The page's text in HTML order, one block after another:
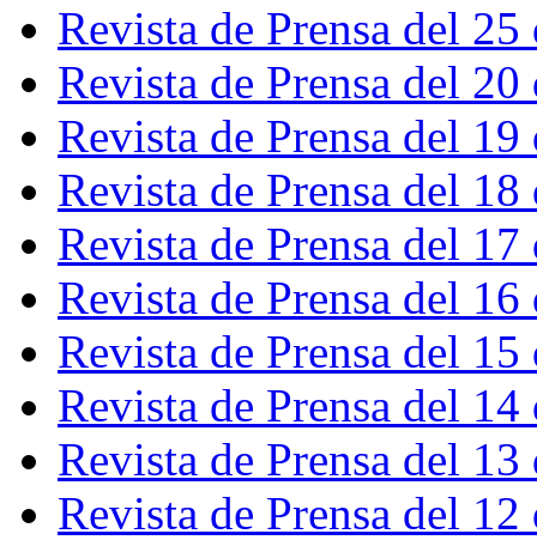
Revista de Prensa del
Revista de Prensa del
Revista de Prensa del
Revista de Prensa del
Revista de Prensa del
Revista de Prensa del
Revista de Prensa del
Revista de Prensa del
Revista de Prensa del
Revista de Prensa del